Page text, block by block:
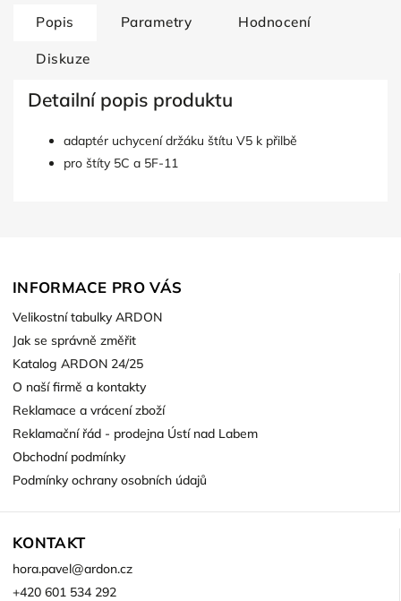
Popis Parametry Hodnocení
Diskuze
Detailní popis produktu
adaptér uchycení držáku štítu V5 k přilbě
pro štíty 5C a 5F-11
INFORMACE PRO VÁS
Velikostní tabulky ARDON
Jak se správně změřit
Katalog ARDON 24/25
O naší firmě a kontakty
Reklamace a vrácení zboží
Reklamační řád - prodejna Ústí nad Labem
Obchodní podmínky
Podmínky ochrany osobních údajů
KONTAKT
hora.pavel@ardon.cz
+420 601 534 292